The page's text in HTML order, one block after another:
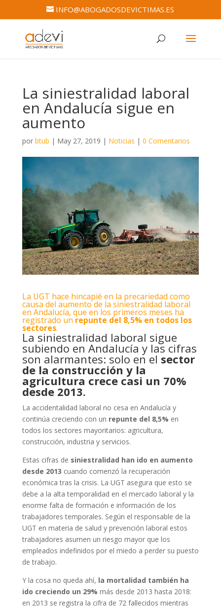
INFO@ABOGADOSDEVICTIMAS.ES
La siniestralidad laboral
en Andalucía sigue en
aumento
por btub | May 27, 2019 | Noticias | 0 Comentarios
La UGT hace hincapié en la precariedad como
causa del aumento de la siniestralidad laboral
en Andalucía, que en los primeros meses ha
registrado un repunte del 8,5% en todos los
sectores.
La siniestralidad laboral sigue
subiendo en Andalucía y las cifras
son alarmantes: solo en el sector
de la construcción y la
agricultura crece casi un 70%
desde 2013.
La accidentalidad laboral no cesa en Andalucía y
continúa creciendo con un repunte del 8,5% en
todos los sectores mayoritarios: agricultura,
construcción, industria y servicios.
Estas cifras de siniestralidad han ido en aumento
desde 2013 cuando comenzó la recuperación
económica tras la crisis. La UGT asegura que esto se
debe a la alta temporalidad en el mercado laboral y la
enorme falta de formación e información de los
trabajadores temporales. Según el responsable de la
UGT en materia de salud y prevención laboral estos
trabajadores asumen un riesgo mayor que los
empleados indefinidos por el miedo a perder su puesto
de trabajo.
Y la cosa no queda ahí, la mortalidad también ha
ido creciendo un 29% más desde 2013 hasta 2018:
en 2013 se registra la cifra de 72 fallecidos mientras